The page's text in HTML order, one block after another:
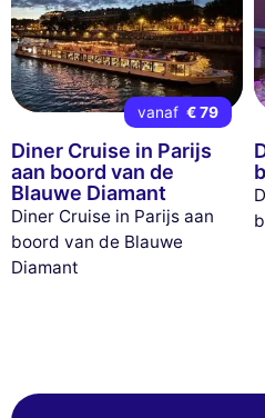
vanaf € 79
Diner Cruise in Parijs
aan boord van de
Blauwe Diamant
Diner Cruise in Parijs aan
boord van de Blauwe
Diamant